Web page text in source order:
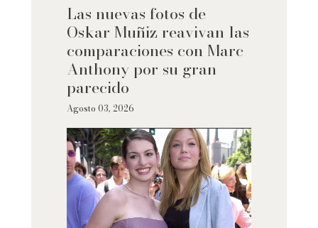
Las nuevas fotos de
Oskar Muñiz reavivan las
comparaciones con Marc
Anthony por su gran
parecido
Agosto 03, 2026